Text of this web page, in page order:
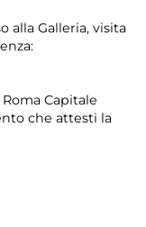
alla Galleria, visita
Capitale
che attesti la